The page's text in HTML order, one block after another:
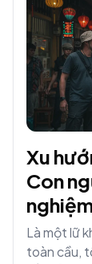
Xu
Con
Là một lữ
toàn cầu,